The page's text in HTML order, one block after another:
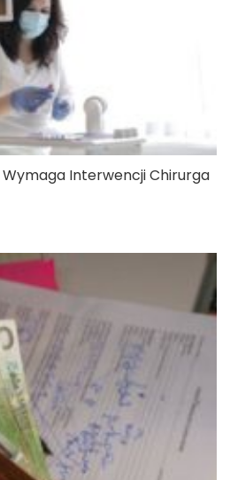
Interwencji Chirurga